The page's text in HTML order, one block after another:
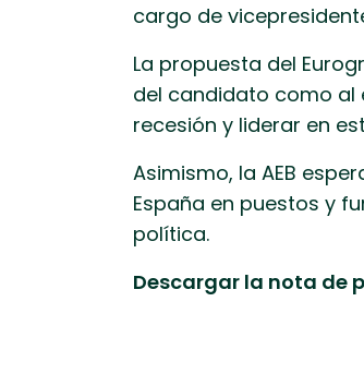
cargo de
La propuesta del
del candidato como al
recesión y liderar en
Asimismo, la AEB
España en puestos y
política.
Descargar la nota de